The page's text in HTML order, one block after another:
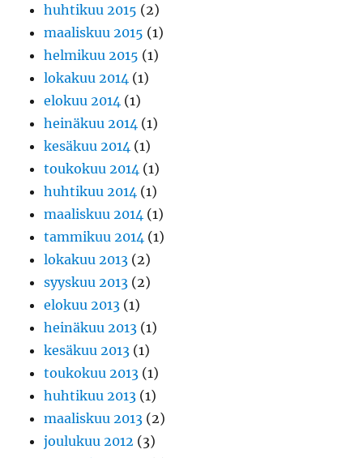
huhtikuu 2015 (2)
maaliskuu 2015 (1)
helmikuu 2015 (1)
lokakuu 2014 (1)
elokuu 2014 (1)
heinäkuu 2014 (1)
kesäkuu 2014 (1)
toukokuu 2014 (1)
huhtikuu 2014 (1)
maaliskuu 2014 (1)
tammikuu 2014 (1)
lokakuu 2013 (2)
syyskuu 2013 (2)
elokuu 2013 (1)
heinäkuu 2013 (1)
kesäkuu 2013 (1)
toukokuu 2013 (1)
huhtikuu 2013 (1)
maaliskuu 2013 (2)
joulukuu 2012 (3)